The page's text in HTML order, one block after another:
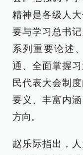
精神是各级人
要与学习总书
系列重要论述
通、全面掌握
民代表大会制
要义、丰富内
方向。
赵乐际指出，